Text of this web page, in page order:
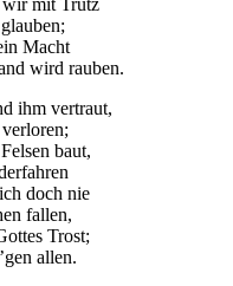
wir mit Trutz
Macht
wird rauben.
ihm vertraut,
baut,
doch nie
fallen,
Trost;
allen.